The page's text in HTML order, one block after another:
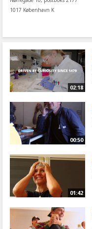
1017 København K
02:18
00:50
01:42